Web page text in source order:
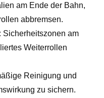
am Ende der Bahn,
abbremsen.
Sicherheitszonen am
Weiterrollen
Reinigung und
zu sichern.